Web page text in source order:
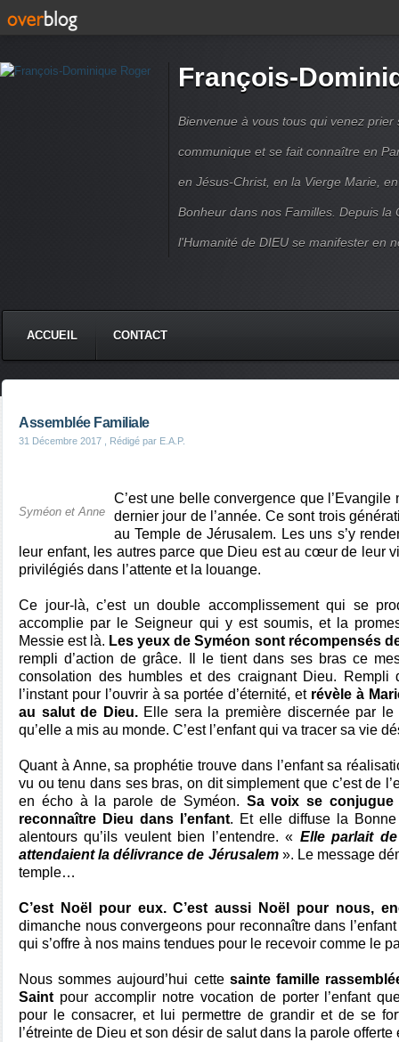
François-
Bienvenue à vous tous qui venez prier
communique et se fait connaître en
en Jésus-Christ, en la Vierge Marie,
Bonheur dans nos Familles. Depuis la
l'Humanité de DIEU se manifester en
ACCUEIL CONTACT
Assemblée Familiale
31 Décembre 2017 , Rédigé par E.A.P.
Syméon et Anne
C’est une belle convergence que
dernier jour de l’année. Ce sont trois
au Temple de Jérusalem. Les uns s’y
leur enfant, les autres parce que Dieu est au cœur de leur
privilégiés dans l’attente et la louange.
Ce jour-là, c’est un double accomplissement qui se
accomplie par le Seigneur qui y est soumis, et la
Messie est là. Les yeux de Syméon sont récompensés
rempli d’action de grâce. Il le tient dans ses bras ce
consolation des humbles et des craignant Dieu. Rempli
l’instant pour l’ouvrir à sa portée d’éternité, et révèle à
au salut de Dieu. Elle sera la première discernée par le
qu’elle a mis au monde. C’est l’enfant qui va tracer sa vie
Quant à Anne, sa prophétie trouve dans l’enfant sa
vu ou tenu dans ses bras, on dit simplement que c’est de
en écho à la parole de Syméon. Sa voix se
reconnaître Dieu dans l’enfant. Et elle diffuse la
alentours qu’ils veulent bien l’entendre. « Elle parlait
attendaient la délivrance de Jérusalem ». Le message
temple…
C’est Noël pour eux. C’est aussi Noël pour nous,
dimanche nous convergeons pour reconnaître dans
qui s’offre à nos mains tendues pour le recevoir comme le
Nous sommes aujourd’hui cettesainte famille
Saint pour accomplir notre vocation de porter l’enfant
pour le consacrer, et lui permettre de grandir et de se
l’étreinte de Dieu et son désir de salut dans la parole